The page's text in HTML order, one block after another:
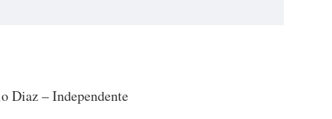
Diaz – Independente